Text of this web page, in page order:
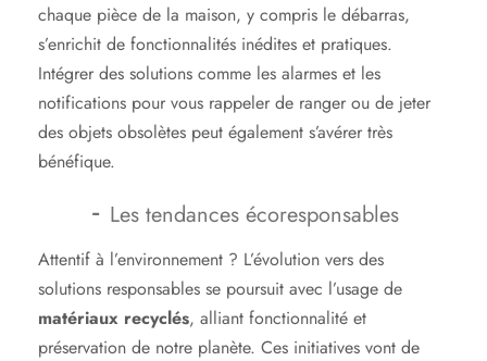
chaque pièce de la maison, y compris le débarras,
s’enrichit de fonctionnalités inédites et pratiques.
Intégrer des solutions comme les alarmes et les
notifications pour vous rappeler de ranger ou de jeter
des objets obsolètes peut également s’avérer très
bénéfique.
Les tendances écoresponsables
Attentif à l’environnement ? L’évolution vers des
solutions responsables se poursuit avec l’usage de
matériaux recyclés, alliant fonctionnalité et
préservation de notre planète. Ces initiatives vont de